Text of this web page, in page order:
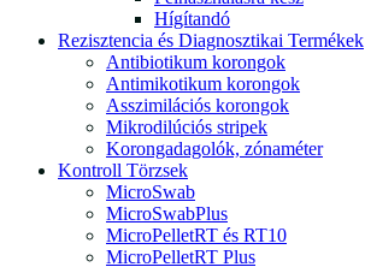
Hígítandó
Rezisztencia és Diagnosztikai Termékek
Antibiotikum korongok
Antimikotikum korongok
Asszimilációs korongok
Mikrodilúciós stripek
Korongadagolók, zónaméter
Kontroll Törzsek
MicroSwab
MicroSwabPlus
MicroPelletRT és RT10
MicroPelletRT Plus